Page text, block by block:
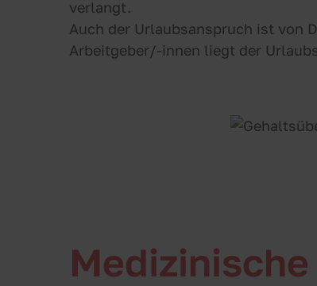
verlangt.
Auch der Urlaubsanspruch ist von
Arbeitgeber/-innen liegt der